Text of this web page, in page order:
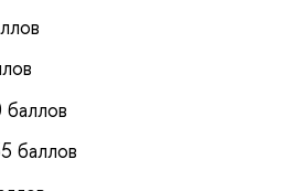
баллов
баллов